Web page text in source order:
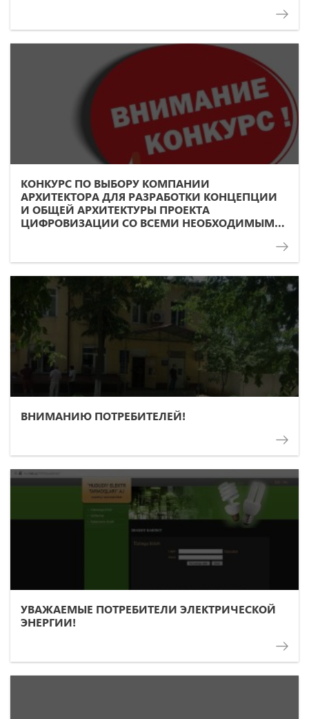
КОНКУРС ПО ВЫБОРУ КОМПАНИИ
АРХИТЕКТОРА ДЛЯ РАЗРАБОТКИ КОНЦЕПЦИИ
И ОБЩЕЙ АРХИТЕКТУРЫ ПРОЕКТА
ЦИФРОВИЗАЦИИ СО ВСЕМИ НЕОБХОДИМЫМИ
ВНИМАНИЮ ПОТРЕБИТЕЛЕЙ!
УВАЖАЕМЫЕ ПОТРЕБИТЕЛИ ЭЛЕКТРИЧЕСКОЙ
ЭНЕРГИИ!